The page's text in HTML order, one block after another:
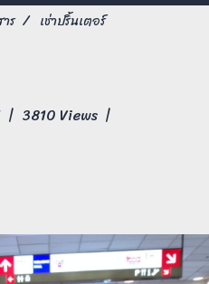
ร เช่าปริ้นเตอร์
| 3810 Views |